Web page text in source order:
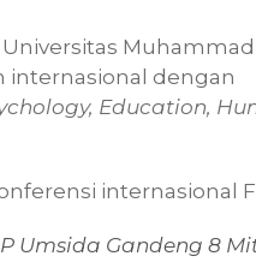
internasional dengan
Education,
internasional
Umsida Gandeng 8